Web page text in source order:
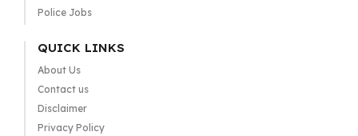
Police Jobs
QUICK LINKS
About Us
Contact us
Disclaimer
Privacy Policy